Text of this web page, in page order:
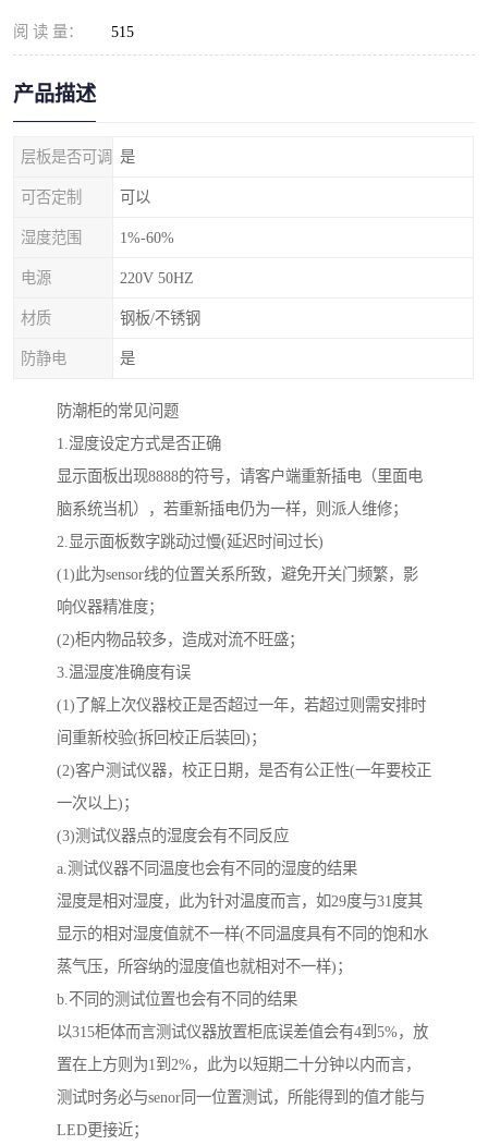
阅 读 量： 515
产品描述
层板是否可调 是
可否定制 可以
湿度范围 1%-60%
电源 220V 50HZ
材质 钢板/不锈钢
防静电 是
防潮柜的常见问题
1.湿度设定方式是否正确
显示面板出现8888的符号，请客户端重新插电（里面电
脑系统当机），若重新插电仍为一样，则派人维修；
2.显示面板数字跳动过慢(延迟时间过长)
(1)此为sensor线的位置关系所致，避免开关门频繁，影
响仪器精准度；
(2)柜内物品较多，造成对流不旺盛；
3.温湿度准确度有误
(1)了解上次仪器校正是否超过一年，若超过则需安排时
间重新校验(拆回校正后装回)；
(2)客户测试仪器，校正日期，是否有公正性(一年要校正
一次以上)；
(3)测试仪器点的湿度会有不同反应
a.测试仪器不同温度也会有不同的湿度的结果
湿度是相对湿度，此为针对温度而言，如29度与31度其
显示的相对湿度值就不一样(不同温度具有不同的饱和水
蒸气压，所容纳的湿度值也就相对不一样)；
b.不同的测试位置也会有不同的结果
以315柜体而言测试仪器放置柜底误差值会有4到5%，放
置在上方则为1到2%，此为以短期二十分钟以内而言，
测试时务必与senor同一位置测试，所能得到的值才能与
LED更接近；